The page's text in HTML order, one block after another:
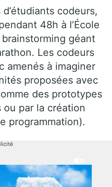
codeurs,
48h à l’École
brainstorming géant
Les codeurs
amenés à imaginer
proposées avec
des prototypes
ou par la création
programmation).